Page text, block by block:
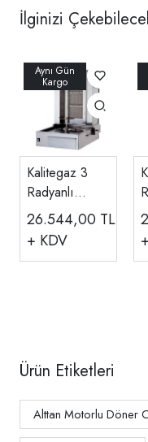
İlginizi
Kalitegaz 3
Radyanlı
Döner Ocağı,
Alttan Motorlu,
Ce Belgeli
26.544,00 TL
+ KDV
Ürün Etiketleri
Alttan Motorlu Döner